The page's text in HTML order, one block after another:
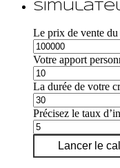
Le prix de vente du
Votre apport
La durée de votre
Précisez le taux
Lancer le